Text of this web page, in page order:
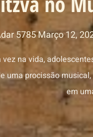
5785 Março 12,
vez na vida,
uma procissão
em